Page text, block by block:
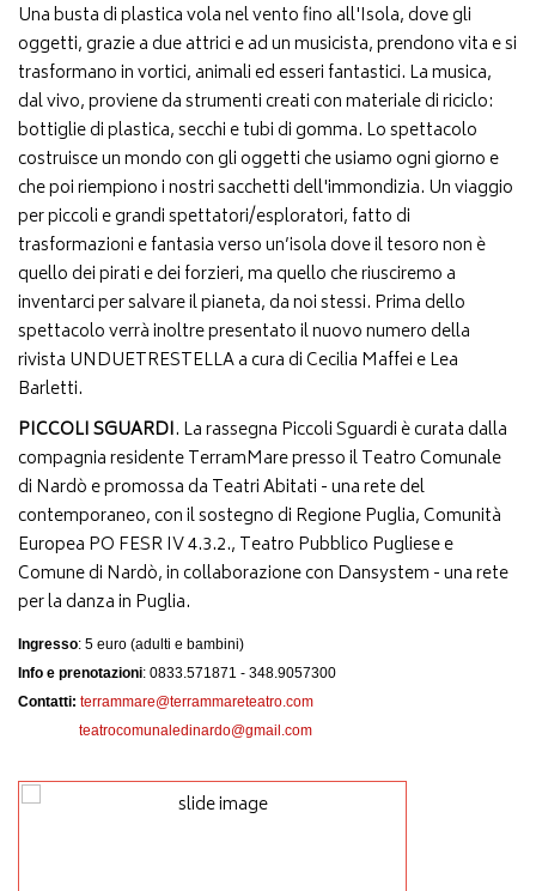
Una busta di plastica vola nel vento fino all'Isola, dove gli
oggetti, grazie a due attrici e ad un musicista, prendono vita e si
trasformano in vortici, animali ed esseri fantastici. La musica,
dal vivo, proviene da strumenti creati con materiale di riciclo:
bottiglie di plastica, secchi e tubi di gomma. Lo spettacolo
costruisce un mondo con gli oggetti che usiamo ogni giorno e
che poi riempiono i nostri sacchetti dell'immondizia. Un viaggio
per piccoli e grandi spettatori/esploratori, fatto di
trasformazioni e fantasia verso un’isola dove il tesoro non è
quello dei pirati e dei forzieri, ma quello che riusciremo a
inventarci per salvare il pianeta, da noi stessi. Prima dello
spettacolo verrà inoltre presentato il nuovo numero della
rivista UNDUETRESTELLA a cura di Cecilia Maffei e Lea
Barletti.
PICCOLI SGUARDI. La rassegna Piccoli Sguardi è curata dalla
compagnia residente TerramMare presso il Teatro Comunale
di Nardò e promossa da Teatri Abitati - una rete del
contemporaneo, con il sostegno di Regione Puglia, Comunità
Europea PO FESR IV 4.3.2., Teatro Pubblico Pugliese e
Comune di Nardò, in collaborazione con Dansystem - una rete
per la danza in Puglia.
Ingresso: 5 euro (adulti e bambini)
Info e prenotazioni: 0833.571871 - 348.9057300
Contatti: terrammare@terrammareteatro.com
teatrocomunaledinardo@gmail.com